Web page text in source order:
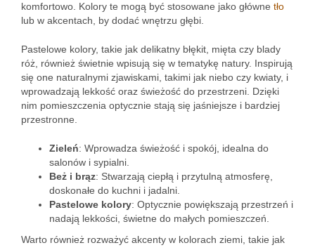
komfortowo. Kolory te mogą być stosowane jako główne tło
lub w akcentach, by dodać wnętrzu głębi.
Pastelowe kolory, takie jak delikatny błękit, mięta czy blady
róż, również świetnie wpisują się w tematykę natury. Inspirują
się one naturalnymi zjawiskami, takimi jak niebo czy kwiaty, i
wprowadzają lekkość oraz świeżość do przestrzeni. Dzięki
nim pomieszczenia optycznie stają się jaśniejsze i bardziej
przestronne.
Zieleń: Wprowadza świeżość i spokój, idealna do
salonów i sypialni.
Beż i brąz: Stwarzają ciepłą i przytulną atmosferę,
doskonałe do kuchni i jadalni.
Pastelowe kolory: Optycznie powiększają przestrzeń i
nadają lekkości, świetne do małych pomieszczeń.
Warto również rozważyć akcenty w kolorach ziemi, takie jak